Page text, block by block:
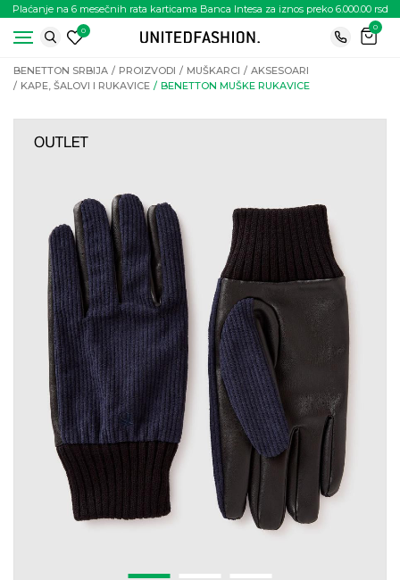
Plaćanje na 6 mesečnih rata karticama Banca Intesa za iznos preko 6.000.00 rsd
0
0
BENETTON SRBIJA PROIZVODI MUŠKARCI
AKSESOARI
KAPE, ŠALOVI I RUKAVICE
BENETTON MUŠKE RUKAVICE